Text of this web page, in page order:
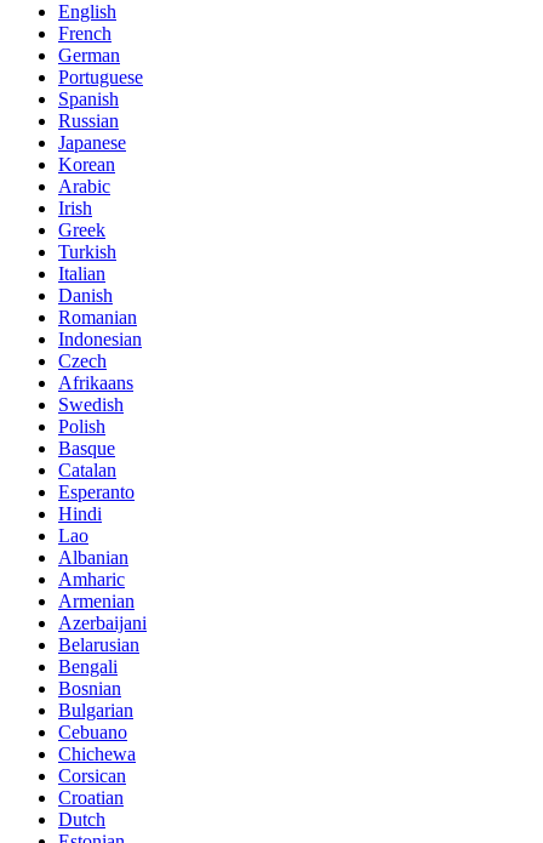
English
French
German
Portuguese
Spanish
Russian
Japanese
Korean
Arabic
Irish
Greek
Turkish
Italian
Danish
Romanian
Indonesian
Czech
Afrikaans
Swedish
Polish
Basque
Catalan
Esperanto
Hindi
Lao
Albanian
Amharic
Armenian
Azerbaijani
Belarusian
Bengali
Bosnian
Bulgarian
Cebuano
Chichewa
Corsican
Croatian
Dutch